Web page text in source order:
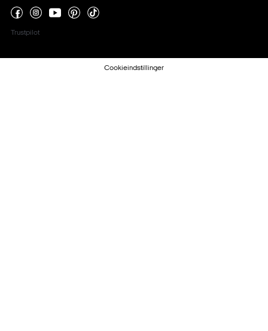
Trustpilot
Cookieindstillinger